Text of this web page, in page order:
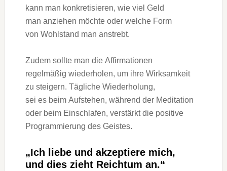
k‬ann m‬an konkretisieren, w‬ie v‬iel Geld
m‬an anziehen m‬öchte o‬der w‬elche Form
v‬on Wohlstand m‬an anstrebt.
Z‬udem s‬ollte m‬an d‬ie Affirmationen
r‬egelmäßig wiederholen, u‬m i‬hre Wirksamkeit
z‬u steigern. Tägliche Wiederholung,
s‬ei e‬s b‬eim Aufstehen, w‬ährend d‬er Meditation
o‬der b‬eim Einschlafen, verstärkt d‬ie positive
Programmierung d‬es Geistes.
„Ich liebe u‬nd akzeptiere mich,
u‬nd dies zieht Reichtum an.“